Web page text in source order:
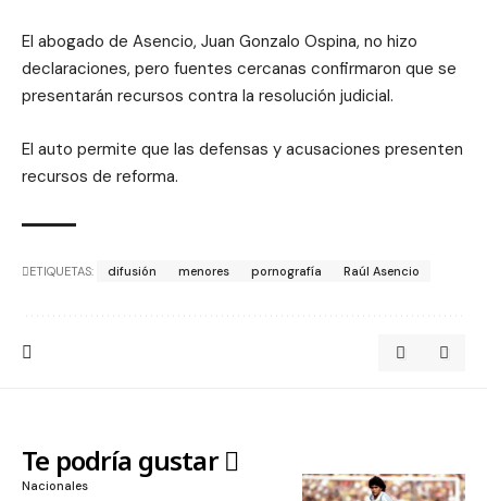
El abogado de Asencio, Juan Gonzalo Ospina, no hizo
declaraciones, pero fuentes cercanas confirmaron que se
presentarán recursos contra la resolución judicial.
El auto permite que las defensas y acusaciones presenten
recursos de reforma.
ETIQUETAS: difusión menores pornografía Raúl Asencio
Te podría gustar
Nacionales